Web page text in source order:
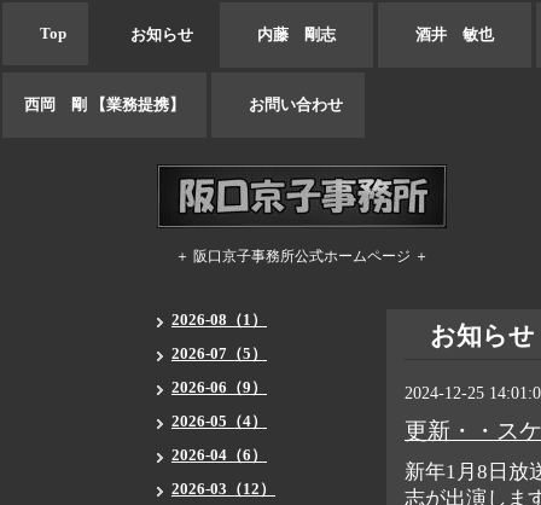
Top お知らせ 内藤 剛志 酒井 敏也
西岡 剛 【業務提携】 お問い合わせ
＋ 阪口京子事務所公式ホームページ ＋
お知らせ
2024-12-25
更新・・ス
新年1月8日放
志が出演しま
2026-08（1）
2026-07（5）
2026-06（9）
2026-05（4）
2026-04（6）
2026-03（12）